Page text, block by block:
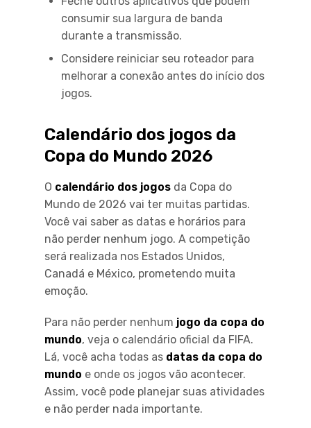
consumir sua largura de banda
durante a transmissão.
Considere reiniciar seu roteador para
melhorar a conexão antes do início dos
jogos.
Calendário dos jogos da
Copa do Mundo 2026
O calendário dos jogos da Copa do
Mundo de 2026 vai ter muitas partidas.
Você vai saber as datas e horários para
não perder nenhum jogo. A competição
será realizada nos Estados Unidos,
Canadá e México, prometendo muita
emoção.
Para não perder nenhum jogo da copa do
mundo, veja o calendário oficial da FIFA.
Lá, você acha todas as datas da copa do
mundo e onde os jogos vão acontecer.
Assim, você pode planejar suas atividades
e não perder nada importante.